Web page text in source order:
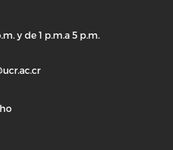
y de 1 p.m.a 5 p.m.